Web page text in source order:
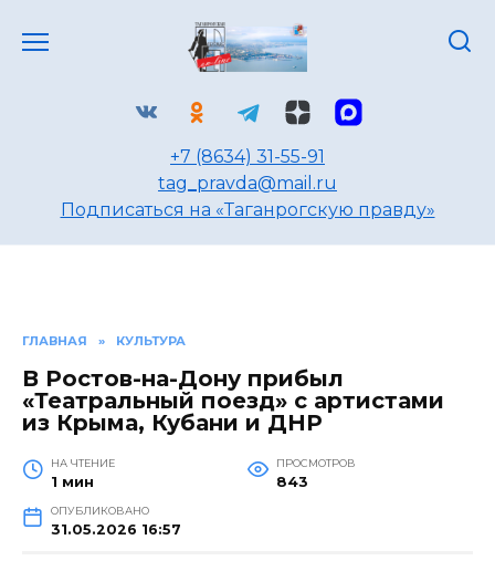
+7 (8634) 31-55-91
tag_pravda@mail.ru
Подписаться на «Таганрогскую правду»
ГЛАВНАЯ » КУЛЬТУРА
В Ростов-на-Дону прибыл
«Театральный поезд» с артистами
из Крыма, Кубани и ДНР
НА ЧТЕНИЕ
1 мин
ПРОСМОТРОВ
843
ОПУБЛИКОВАНО
31.05.2026 16:57